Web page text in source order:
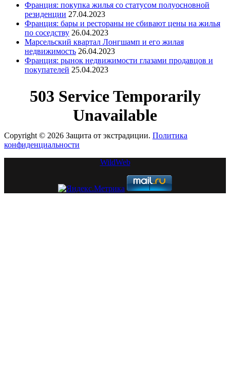
Франция: покупка жилья со статусом полуосновной
резиденции 27.04.2023
Франция: бары и рестораны не сбивают цены на жилья
по соседству 26.04.2023
Марсельский квартал Лонгшамп и его жилая
недвижимость 26.04.2023
Франция: рынок недвижимости глазами продавцов и
покупателей 25.04.2023
Copyright © 2026 Защита от экстрадиции. Политика
конфиденциальности
WildWeb